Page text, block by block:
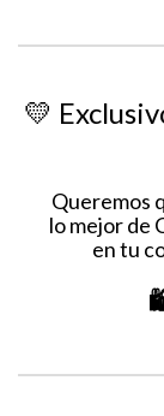
💛
Queremos
lo mejor de
en tu